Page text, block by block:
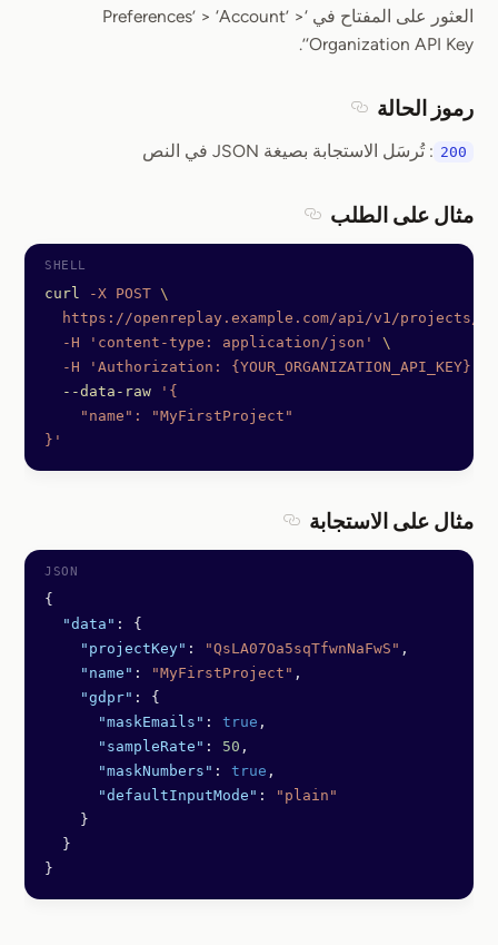
العثور على المفتاح في ‘Preferences’ > ‘Account’ >
‘Organization API Key’.
رموز الحالة
200 : تُرسَل الاستجابة بصيغة JSON في النص
مثال على الطلب
curl -X POST \
https://openreplay.example.com/api/v1/projects/
  -H
'content-type: application/json'
\
  -H
'Authorization: {YOUR_ORGANIZATION_API_KEY}'
  --data-raw
'{
    "name": "MyFirstProject"
}'
مثال على الاستجابة
{
  "data"
: {
    "projectKey"
: "QsLA07Oa5sqTfwnNaFwS" ,
    "name"
: "MyFirstProject" ,
    "gdpr"
: {
      "maskEmails"
: true ,
      "sampleRate"
: 50 ,
      "maskNumbers"
: true ,
      "defaultInputMode"
:
"plain"
    }
  }
}